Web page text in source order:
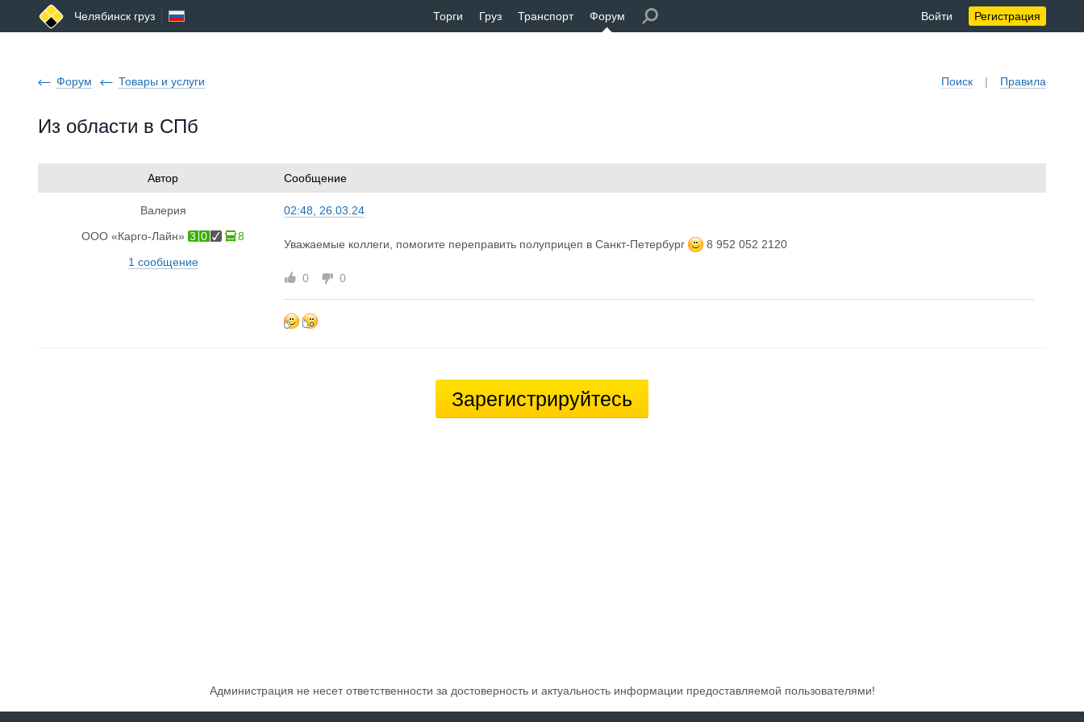
Челябинск груз Торги Груз Транспорт Форум Войти Регистрация
Поиск | Правила
Форум Товары и услуги
Из области в СПб
Автор Сообщение
Валерия
ООО «Карго-Лайн» 3 0
8
1 сообщение
02:48, 26.03.24
Уважаемые коллеги, помогите переправить полуприцеп в Санкт-Петербург 8 952 052 2120
0 0
Зарегистрируйтесь
Администрация не несет ответственности за достоверность и актуальность информации предоставляемой пользователями!